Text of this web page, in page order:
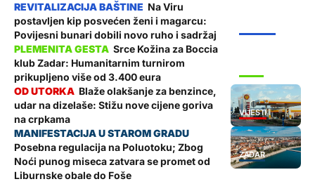
Na Viru
postavljen kip posvećen ženi i magarcu:
Povijesni bunari dobili novo ruho i sadržaj
Srce Kožina za Boccia
klub Zadar: Humanitarnim turnirom
prikupljeno više od 3.400 eura
VIJESTI
Blaže olakšanje za benzince,
udar na dizelaše: Stižu nove cijene goriva
na crpkama
ZADAR
Posebna regulacija na Poluotoku; Zbog
Noći punog miseca zatvara se promet od
Liburnske obale do Foše